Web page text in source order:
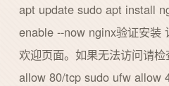
apt update sudo apt install
enable --now nginx验证安装
欢迎页面。如果无法访问请
allow 80/tcp sudo ufw allow